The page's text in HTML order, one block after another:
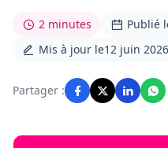
2 minutes Publié
Mis à jour le12 juin 2026
Partager :